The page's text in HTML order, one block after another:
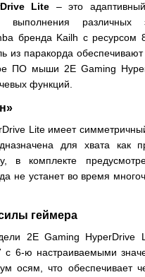
Lite – это
различных
бренда Kailh с ресурсом
из паракорда
ПО мыши 2E Gaming
функций.
Lite имеет
для хвата как
в комплекте
не устанет во время
геймера
2E Gaming HyperDrive
6-ю настраиваемыми
осям, что обеспечивает